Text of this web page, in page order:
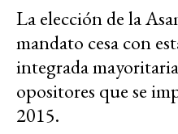
La elección de la
mandato cesa con
integrada
opositores que se
2015.